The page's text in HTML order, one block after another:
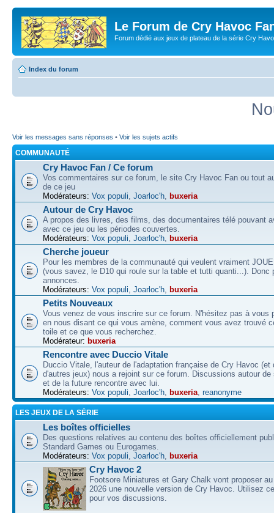
Le Forum de Cry Havoc
Forum dédié aux jeux de plateau de la série Cry
Index du forum
Voir les messages sans réponses • Voir les sujets actifs
COMMUNAUTÉ
Cry Havoc Fan / Ce forum
Vos commentaires sur ce forum, le site Cry Havoc Fan ou tout
de ce jeu
Modérateurs: Vox populi, Joarloc'h, buxeria
Autour de Cry Havoc
A propos des livres, des films, des documentaires télé pouvant
avec ce jeu ou les périodes couvertes.
Modérateurs: Vox populi, Joarloc'h, buxeria
Cherche joueur
Pour les membres de la communauté qui veulent vraiment
(vous savez, le D10 qui roule sur la table et tutti quanti...). Donc
annonces.
Modérateurs: Vox populi, Joarloc'h, buxeria
Petits Nouveaux
Vous venez de vous inscrire sur ce forum. N'hésitez pas à vous
en nous disant ce qui vous amène, comment vous avez trouvé
toile et ce que vous recherchez.
Modérateur: buxeria
Rencontre avec Duccio Vitale
Duccio Vitale, l'auteur de l'adaptation française de Cry Havoc (et
d'autres jeux) nous a rejoint sur ce forum. Discussions autour de
et de la future rencontre avec lui.
Modérateurs: Vox populi, Joarloc'h, buxeria, reanonyme
LES JEUX DE LA SÉRIE
Les boîtes officielles
Des questions relatives au contenu des boîtes officiellement
Standard Games ou Eurogames.
Modérateurs: Vox populi, Joarloc'h, buxeria
Cry Havoc 2
Footsore Miniatures et Gary Chalk vont proposer
2026 une nouvelle version de Cry Havoc. Utilisez
pour vos discussions.